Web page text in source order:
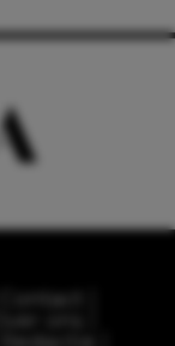
Contact